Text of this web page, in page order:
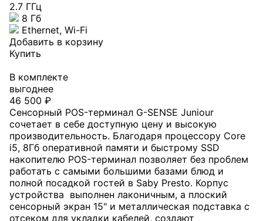
2.7 ГГц
8 Гб
Ethernet, Wi-Fi
Добавить в корзину
Купить
В комплекте
выгоднее
46 500 ₽
Сенсорный POS-терминал G-SENSE Juniour
сочетает в себе доступную цену и высокую
производительность. Благодаря процессору Core
i5, 8Гб оперативной памяти и быстрому SSD
накопителю POS-терминал позволяет без проблем
работать с самыми большими базами блюд и
полной посадкой гостей в Saby Presto. Корпус
устройства выполнен лаконичным, а плоский
сенсорный экран 15" и металлическая подставка с
отсеком для укладки кабелей, создают